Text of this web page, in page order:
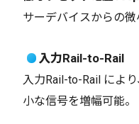
サーデバイスからの微
入力Rail-to-Rail
入力Rail-to-Rail によ
小な信号を増幅可能。